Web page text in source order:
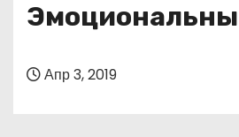
Апр 3, 2019